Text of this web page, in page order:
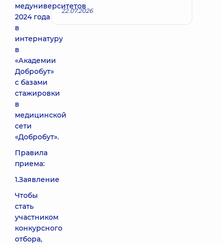
медуниверситетов
2024 года
в
интернатуру
в
«Академии
Добробут»
с базами
стажировки
в
медицинской
сети
«Добробут».
Правила
приема:
1.Заявление
Чтобы
стать
участником
конкурсного
отбора,
22.07.2026